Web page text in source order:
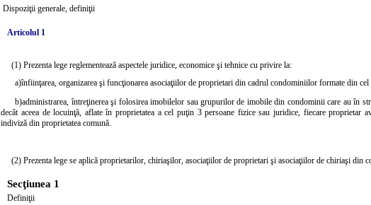
Dispoziţii generale, definiţii
Articolul 1
(1) Prezenta lege reglementează aspectele juridice, economice şi tehnice cu privire la:
a)înfiinţarea, organizarea şi funcţionarea asociaţiilor de proprietari din cadrul condominiilor formate din
b)administrarea, întreţinerea şi folosirea imobilelor sau grupurilor de imobile din condominii care au în
decât aceea de locuinţă, aflate în proprietatea a cel puţin 3 persoane fizice sau juridice, fiecare proprietar
indiviză din proprietatea comună.
(2) Prezenta lege se aplică proprietarilor, chiriaşilor, asociaţiilor de proprietari şi asociaţiilor de chiriaşi din
Secţiunea 1
Definiţii